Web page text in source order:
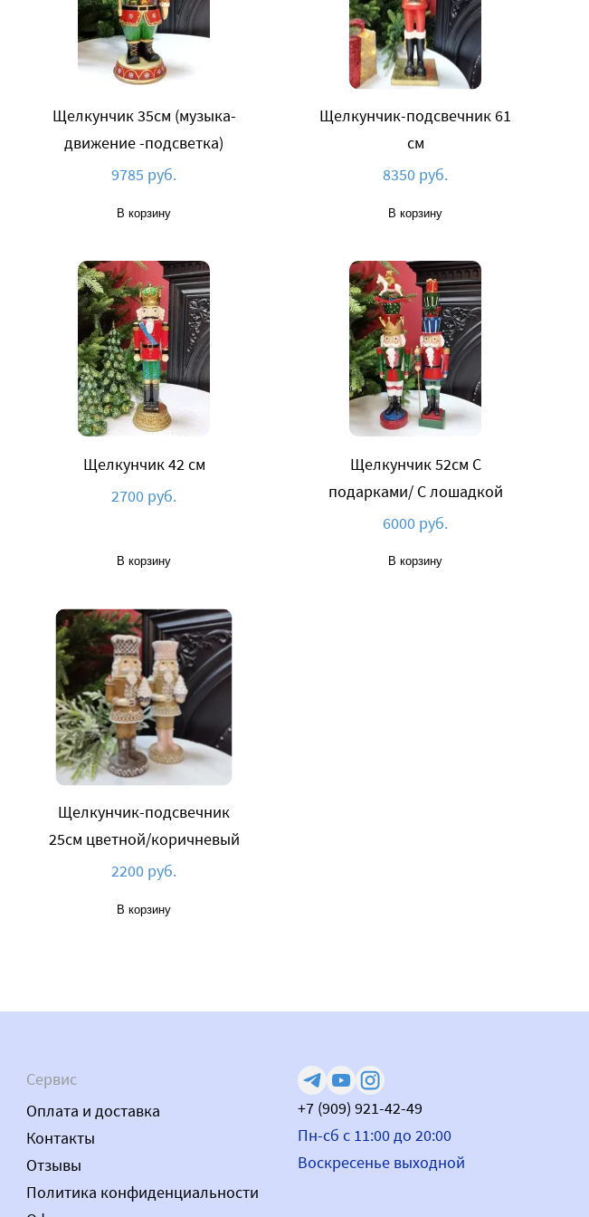
Щелкунчик 35см (музыка-
движение -подсветка)
9785 руб.
В корзину
Щелкунчик-подсвечник 61
см
8350 руб.
В корзину
Щелкунчик 42 см
2700 руб.
В корзину
Щелкунчик 52см С
подарками/ C лошадкой
6000 руб.
В корзину
Щелкунчик-подсвечник
25см цветной/коричневый
2200 руб.
В корзину
Сервис
Оплата и доставка
Контакты
Отзывы
Политика конфиденциальности
+7 (909) 921-42-49
Пн-сб с 11:00 до 20:00
Воскресенье выходной